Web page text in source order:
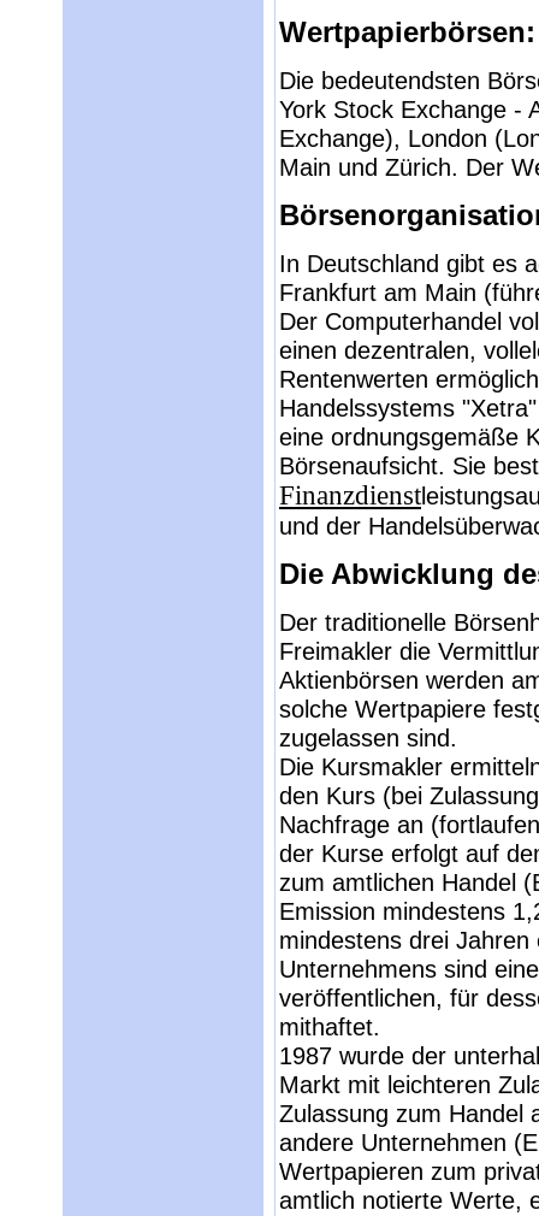
Wertpapierbörsen:
Die bedeutendsten
York Stock Exchange -
Exchange), London
Main und Zürich. Der
In Deutschland gibt es
Frankfurt am Main
Der Computerhandel
einen dezentralen,
Rentenwerten
Handelssystems
eine ordnungsgemäße
Börsenaufsicht. Sie
Finanzdienst
und der
Die Abwicklung
Der traditionelle
Freimakler die
Aktienbörsen werden
solche Wertpapiere
zugelassen sind.
Die Kursmakler
den Kurs (bei
Nachfrage an
der Kurse erfolgt auf
zum amtlichen Handel
Emission mindestens
mindestens drei
Unternehmens sind
veröffentlichen, für
mithaftet.
1987 wurde der
Markt mit leichteren
Zulassung zum Handel
andere Unternehmen
Wertpapieren zum
amtlich notierte Werte,